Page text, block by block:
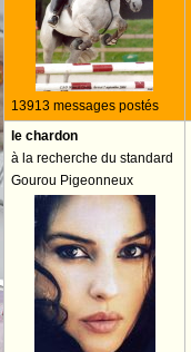
13913 messages postés
le chardon
à la recherche du standard
Gourou Pigeonneux